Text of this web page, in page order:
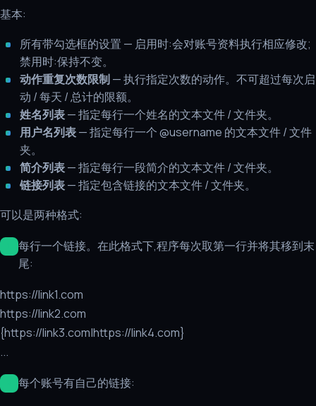
基本:
所有带勾选框的设置 — 启用时:会对账号资料执行相应修改;
禁用时:保持不变。
动作重复次数限制— 执行指定次数的动作。不可超过每次启
动 / 每天 / 总计的限额。
姓名列表— 指定每行一个姓名的文本文件 / 文件夹。
用户名列表— 指定每行一个 @username 的文本文件 / 文件
夹。
简介列表— 指定每行一段简介的文本文件 / 文件夹。
链接列表— 指定包含链接的文本文件 / 文件夹。
可以是两种格式:
每行一个链接。在此格式下,程序每次取第一行并将其移到末
尾:
https://link1.com
https://link2.com
{https://link3.com|https://link4.com}
...
每个账号有自己的链接: